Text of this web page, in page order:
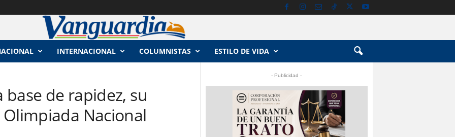
INTERNACIONAL COLUMNISTAS ESTILO DE VIDA
base de rapidez, su
Nacional
- Publicidad -